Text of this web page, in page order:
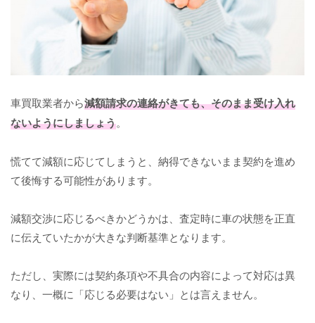
車買取業者から減額請求の連絡がきても、そのまま受け入れ
ないようにしましょう。
慌てて減額に応じてしまうと、納得できないまま契約を進め
て後悔する可能性があります。
減額交渉に応じるべきかどうかは、査定時に車の状態を正直
に伝えていたかが大きな判断基準となります。
ただし、実際には契約条項や不具合の内容によって対応は異
なり、一概に「応じる必要はない」とは言えません。